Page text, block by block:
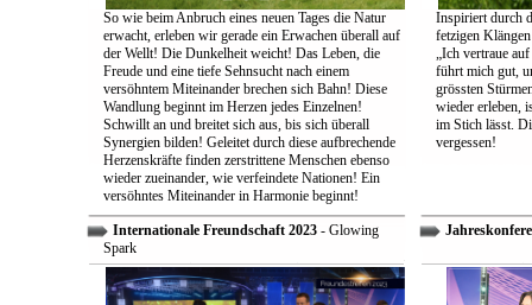
So wie beim Anbruch eines neuen Tages die Natur
erwacht, erleben wir gerade ein Erwachen überall auf
der Wellt! Die Dunkelheit weicht! Das Leben, die
Freude und eine tiefe Sehnsucht nach einem
versöhntem Miteinander brechen sich Bahn! Diese
Wandlung beginnt im Herzen jedes Einzelnen!
Schwillt an und breitet sich aus, bis sich überall
Synergien bilden! Geleitet durch diese aufbrechende
Herzenskräfte finden zerstrittene Menschen ebenso
wieder zueinander, wie verfeindete Nationen! Ein
versöhntes Miteinander in Harmonie beginnt!
Inspiriert durch
fetzigen
„Ich vertraue
führt mich gut,
grössten
wieder erleben,
im Stich lässt.
vergessen!
Internationale Freundschaft 2023- Glowing
Spark